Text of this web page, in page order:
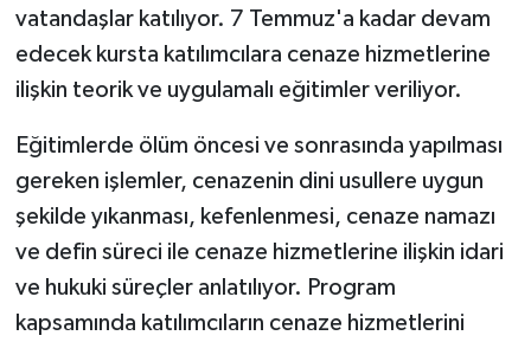
vatandaşlar katılıyor. 7 Temmuz'a kadar devam
edecek kursta katılımcılara cenaze hizmetlerine
ilişkin teorik ve uygulamalı eğitimler veriliyor.
Eğitimlerde ölüm öncesi ve sonrasında yapılması
gereken işlemler, cenazenin dini usullere uygun
şekilde yıkanması, kefenlenmesi, cenaze namazı
ve defin süreci ile cenaze hizmetlerine ilişkin idari
ve hukuki süreçler anlatılıyor. Program
kapsamında katılımcıların cenaze hizmetlerini
Otomobil
POLİTİKA
Sağlık
SİYASET
SPOR HABERLERİ
TEKNOLOJİ